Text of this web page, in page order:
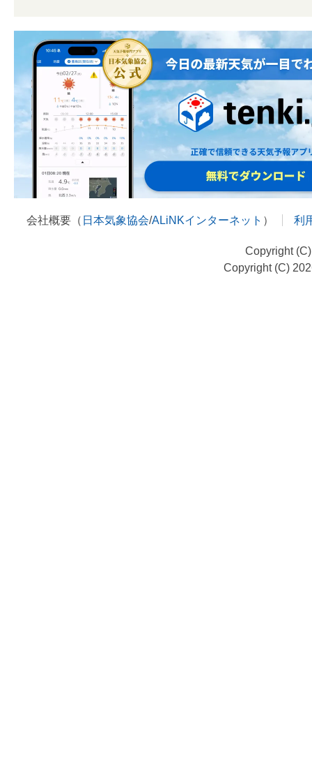
会社概要（ 日本気象協会/ALiNKインターネット ） 利
Copyright
Copyright (C)